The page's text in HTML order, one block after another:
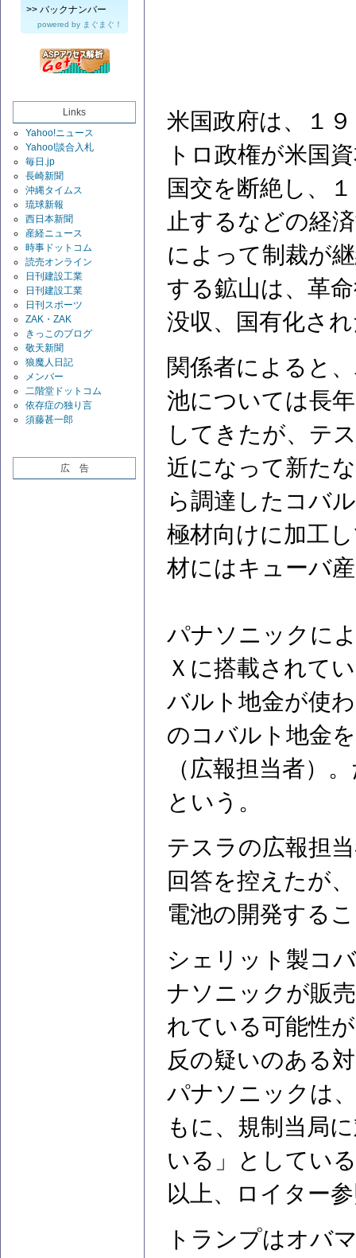
>> バックナンバー
powered by まぐまぐ！
Links
Yahoo!ニュース
Yahoo!談合入札
毎日.jp
長崎新聞
沖縄タイムス
琉球新報
西日本新聞
産経ニュース
時事ドットコム
読売オンライン
日刊建設工業
日刊建設工業
日刊スポーツ
ZAK・ZAK
きっこのブログ
敬天新聞
狼魔人日記
メンバー
二階堂ドットコム
依存症の独り言
須藤甚一郎
広 告
米国政府は、１
トロ政権が米国
国交を断絶し、
止するなどの経
によって制裁が
する鉱山は、革
没収、国有化さ
関係者によると
池については長
してきたが、テ
近になって新た
ら調達したコバ
極材向けに加工
材にはキューバ
パナソニックに
Ｘに搭載されて
バルト地金が使
のコバルト地金
（広報担当者）
という。
テスラの広報担
回答を控えたが
電池の開発する
シェリット製コ
ナソニックが販
れている可能性
反の疑いのある
パナソニックは
もに、規制当局
いる」としてい
以上、ロイター
トランプはオバ